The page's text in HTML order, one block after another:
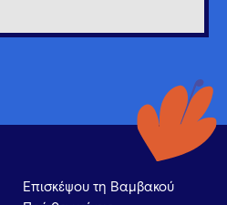
Επισκέψου τη Βαμβακού